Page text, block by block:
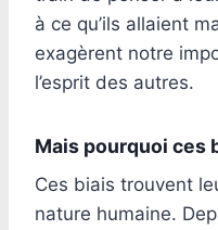
à ce qu’ils allaient
exagèrent notre
l’esprit des autres.
Mais pourquoi ces
Ces biais trouvent
nature humaine.